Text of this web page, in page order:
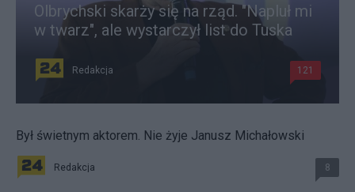
Olbrychski skarży się na rząd. "Napluł mi
w twarz", ale wystarczył list do Tuska
Redakcja 121
Był świetnym aktorem. Nie żyje Janusz Michałowski
Redakcja 8